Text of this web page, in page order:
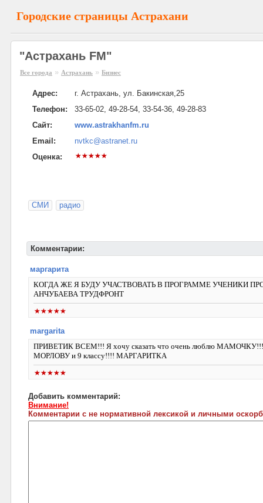
Городские страницы Астрахани
"Астрахань FM"
Все города » Астрахань » Бизнес
Адрес:
г. Астрахань, ул. Бакинская,25
Телефон:
33-65-02, 49-28-54, 33-54-36, 49-28-83
Сайт:
www.astrakhanfm.ru
Email:
nvtkc@astranet.ru
Оценка:
СМИ радио
Комментарии:
маргарита
КОГДА ЖЕ Я БУДУ УЧАСТВОВАТЬ В ПРОГРАММЕ УЧЕНИКИ
АНЧУБАЕВА ТРУДФРОНТ
margarita
ПРИВЕТИК ВСЕМ!!! Я хочу сказать что очень люблю МАМОЧКУ!!!
МОРЛОВУ и 9 классу!!!! МАРГАРИТКА
Добавить комментарий:
Внимание!
Комментарии с не нормативной лексикой и личными